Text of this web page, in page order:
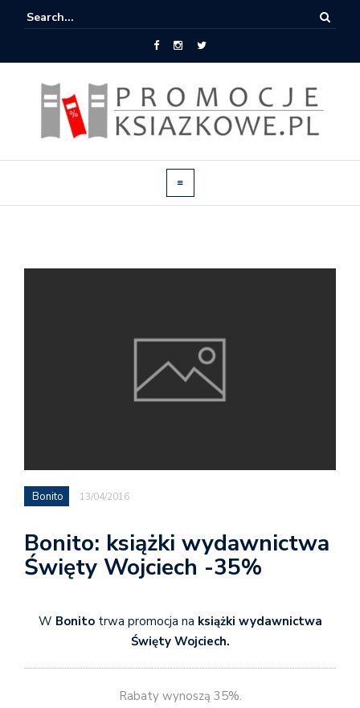
Bonito 13/04/2016
Bonito: książki wydawnictwa
Święty Wojciech -35%
W Bonitotrwa promocja na książki wydawnictwa
Święty Wojciech.
Rabaty wynoszą 35%.